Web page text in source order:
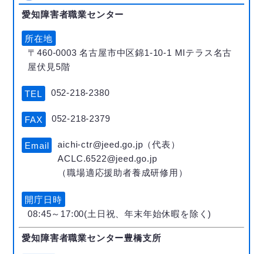
愛知障害者職業センター
所在地
〒460-0003 名古屋市中区錦1-10-1 MIテラス名古
屋伏見5階
TEL 052-218-2380
FAX 052-218-2379
Email
aichi-ctr@jeed.go.jp（代表）
ACLC.6522@jeed.go.jp
（職場適応援助者養成研修用）
開庁日時
08:45～17:00(土日祝、年末年始休暇を除く)
愛知障害者職業センター豊橋支所